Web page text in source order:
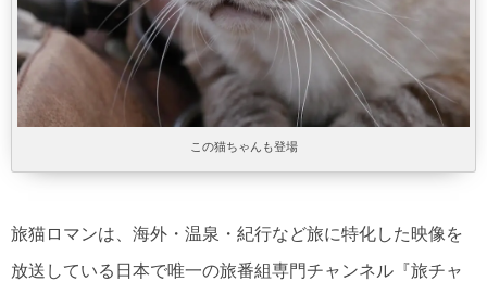
この猫ちゃんも登場
旅猫ロマンは、海外・温泉・紀行など旅に特化した映像を
放送している日本で唯一の旅番組専門チャンネル『旅チャ